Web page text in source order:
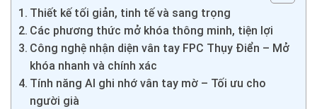
Thiết kế tối giản, tinh tế và sang trọng
Các phương thức mở khóa thông minh, tiện lợi
Công nghệ nhận diện vân tay FPC Thụy Điển – Mở
khóa nhanh và chính xác
Tính năng AI ghi nhớ vân tay mờ – Tối ưu cho
người già